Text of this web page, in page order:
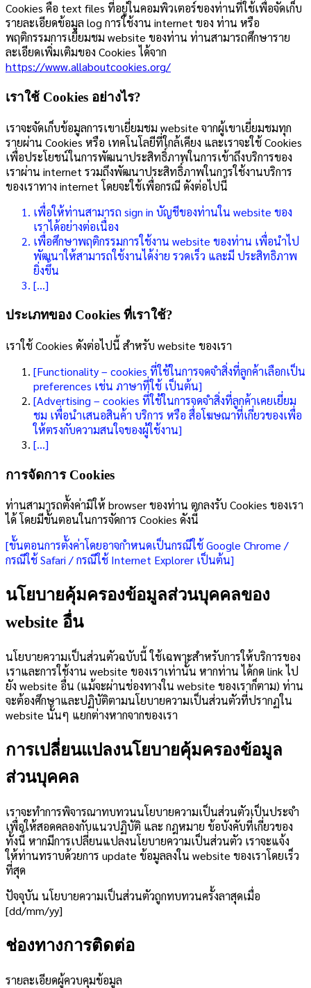
Cookies คือ text files ที่อยู่ในคอมพิวเตอร์ของท่านที่ใช้เพื่อจัดเก็บ
รายละเอียดข้อมูล log การใช้งาน internet ของ ท่าน หรือ
พฤติกรรมการเยี่ยมชม website ของท่าน ท่านสามารถศึกษาราย
ละเอียดเพิ่มเติมของ Cookies ได้จาก
https://www.allaboutcookies.org/
เราใช้ Cookies อย่างไร?
เราจะจัดเก็บข้อมูลการเขาเยี่ยมชม website จากผู้เขาเยี่ยมชมทุก
รายผ่าน Cookies หรือ เทคโนโลยีที่ใกล้เคียง และเราจะใช้ Cookies
เพื่อประโยชน์ในการพัฒนาประสิทธิ์ภาพในการเข้าถึงบริการของ
เราผ่าน internet รวมถึงพัฒนาประสิทธิ์ภาพในการใช้งานบริการ
ของเราทาง internet โดยจะใช้เพื่อกรณี ดังต่อไปนี้
เพื่อให้ท่านสามารถ sign in บัญชีของท่านใน website ของ
เราได้อย่างต่อเนื่อง
เพื่อศึกษาพฤติกรรมการใช้งาน website ของท่าน เพื่อนำไป
พัฒนาให้สามารถใช้งานได้ง่าย รวดเร็ว และมี ประสิทธิภาพ
ยิ่งขึ้น
[…]
ประเภทของ Cookies ที่เราใช้?
เราใช้ Cookies ดังต่อไปนี้ สำหรับ website ของเรา
[Functionality – cookies ที่ใช้ในการจดจำสิ่งที่ลูกค้าเลือกเป็น
preferences เช่น ภาษาที่ใช้ เป็นต้น]
[Advertising – cookies ที่ใช้ในการจดจำสิ่งที่ลูกค้าเคยเยี่ยม
ชม เพื่อนำเสนอสินค้า บริการ หรือ สื่อโฆษณาที่เกี่ยวของเพื่อ
ให้ตรงกับความสนใจของผู้ใช้งาน]
[…]
การจัดการ Cookies
ท่านสามารถตั้งค่ามิให้ browser ของท่าน ตกลงรับ Cookies ของเรา
ได้ โดยมีขั้นตอนในการจัดการ Cookies ดังนี้
[ขั้นตอนการตั้งค่าโดยอาจกำหนดเป็นกรณีใช้ Google Chrome /
กรณีใช้ Safari / กรณีใช้ Internet Explorer เป็นต้น]
นโยบายคุ้มครองข้อมูลส่วนบุคคลของ
website อื่น
นโยบายความเป็นส่วนตัวฉบับนี้ ใช้เฉพาะสำหรับการให้บริการของ
เราและการใช้งาน website ของเราเท่านั้น หากท่าน ได้กด link ไป
ยัง website อื่น (แม้จะผ่านช่องทางใน website ของเราก็ตาม) ท่าน
จะต้องศึกษาและปฏิบัติตามนโยบายความเป็นส่วนตัวที่ปรากฏใน
website นั้นๆ แยกต่างหากจากของเรา
การเปลี่ยนแปลงนโยบายคุ้มครองข้อมูล
ส่วนบุคคล
เราจะทำการพิจารณาทบทวนนโยบายความเป็นส่วนตัวเป็นประจำ
เพื่อให้สอดคลองกับแนวปฏิบัติ และ กฎหมาย ข้อบังคับที่เกี่ยวของ
ทั้งนี้ หากมีการเปลี่ยนแปลงนโยบายความเป็นส่วนตัว เราจะแจ้ง
ให้ท่านทราบด้วยการ update ข้อมูลลงใน website ของเราโดยเร็ว
ที่สุด
ปัจจุบัน นโยบายความเป็นส่วนตัวถูกทบทวนครั้งลาสุดเมื่อ
[dd/mm/yy]
ช่องทางการติดต่อ
รายละเอียดผู้ควบคุมข้อมูล